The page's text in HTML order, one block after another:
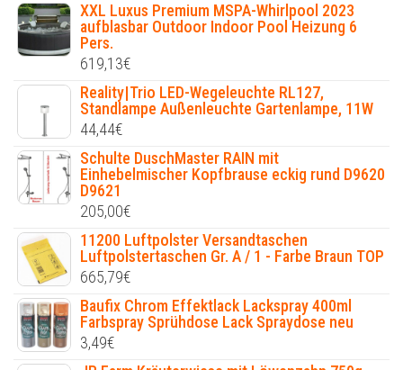
XXL Luxus Premium MSPA-Whirlpool 2023
aufblasbar Outdoor Indoor Pool Heizung 6
Pers.
619,13€
Reality|Trio LED-Wegeleuchte RL127,
Standlampe Außenleuchte Gartenlampe, 11W
44,44€
Schulte DuschMaster RAIN mit
Einhebelmischer Kopfbrause eckig rund D9620
D9621
205,00€
11200 Luftpolster Versandtaschen
Luftpolstertaschen Gr. A / 1 - Farbe Braun TOP
665,79€
Baufix Chrom Effektlack Lackspray 400ml
Farbspray Sprühdose Lack Spraydose neu
3,49€